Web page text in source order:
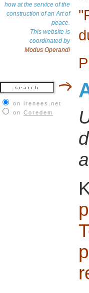
how at the service of the
construction of an Art of
peace.
This website is
coordinated by
Modus Operandi
on irenees.net
on Coredem